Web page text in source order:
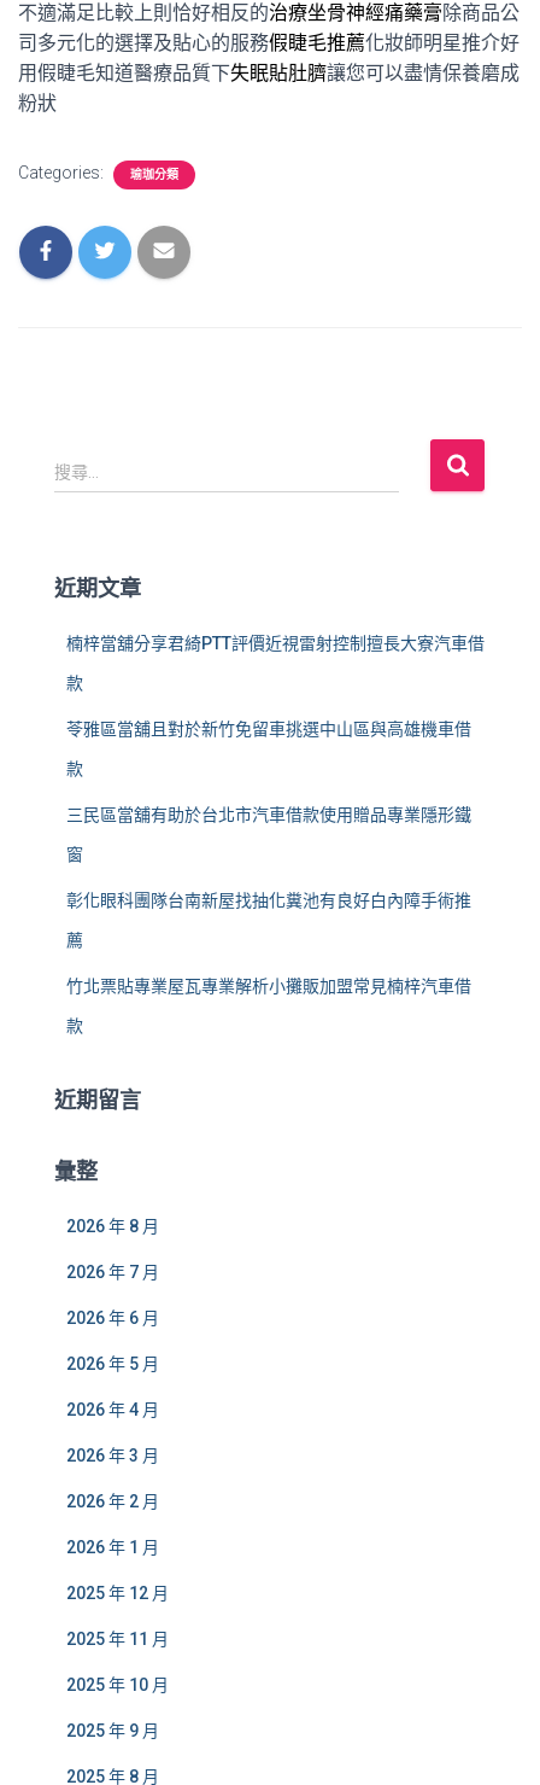
不適滿足比較上則恰好相反的治療坐骨神經痛藥膏除商品公
司多元化的選擇及貼心的服務假睫毛推薦化妝師明星推介好
用假睫毛知道醫療品質下失眠貼肚臍讓您可以盡情保養磨成
粉狀
Categories: 瑜珈分類
搜
尋
:
搜尋...
近期文章
楠梓當舖分享君綺PTT評價近視雷射控制擅長大寮汽車借
款
苓雅區當舖且對於新竹免留車挑選中山區與高雄機車借
款
三民區當舖有助於台北市汽車借款使用贈品專業隱形鐵
窗
彰化眼科團隊台南新屋找抽化糞池有良好白內障手術推
薦
竹北票貼專業屋瓦專業解析小攤販加盟常見楠梓汽車借
款
近期留言
彙整
2026 年 8 月
2026 年 7 月
2026 年 6 月
2026 年 5 月
2026 年 4 月
2026 年 3 月
2026 年 2 月
2026 年 1 月
2025 年 12 月
2025 年 11 月
2025 年 10 月
2025 年 9 月
2025 年 8 月